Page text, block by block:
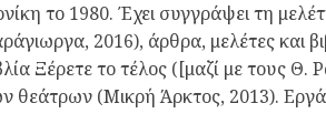
το 1980. Έχει συγγράψει τη
2016), άρθρα, μελέτες και
Ξέρετε το τέλος ([μαζί με τους Θ.
θεάτρων (Μικρή Άρκτος, 2013).